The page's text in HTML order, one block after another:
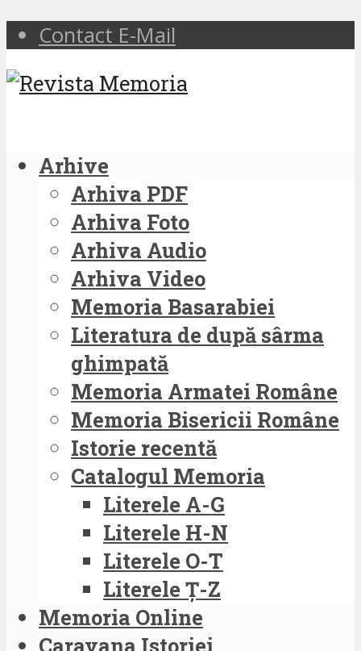
Contact E-Mail
Arhive
Arhiva PDF
Arhiva Foto
Arhiva Audio
Arhiva Video
Memoria Basarabiei
Literatura de după sârma
ghimpată
Memoria Armatei Române
Memoria Bisericii Române
Istorie recentă
Catalogul Memoria
Literele A-G
Literele H-N
Literele O-T
Literele Ț-Z
Memoria Online
Caravana Istoriei